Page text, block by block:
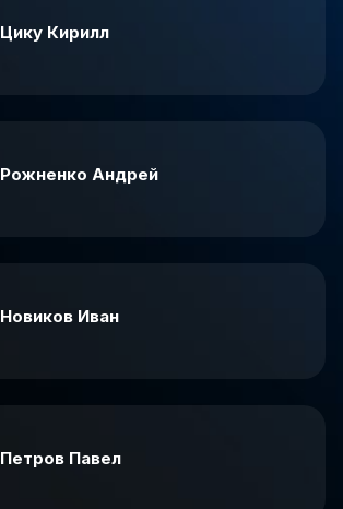
Цику Кирилл
Рожненко Андрей
Новиков Иван
Петров Павел